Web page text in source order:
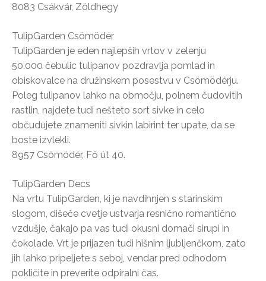
8083 Csákvár, Zöldhegy
TulipGarden Csömödér
TulipGarden je eden najlepših vrtov v zelenju
50.000 čebulic tulipanov pozdravlja pomlad in
obiskovalce na družinskem posestvu v Csömödérju.
Poleg tulipanov lahko na območju, polnem čudovitih
rastlin, najdete tudi nešteto sort sivke in celo
občudujete znameniti sivkin labirint ter upate, da se
boste izvlekli.
8957 Csömödér, Fő út 40.
TulipGarden Decs
Na vrtu TulipGarden, ki je navdihnjen s starinskim
slogom, dišeče cvetje ustvarja resnično romantično
vzdušje, čakajo pa vas tudi okusni domači sirupi in
čokolade. Vrt je prijazen tudi hišnim ljubljenčkom, zato
jih lahko pripeljete s seboj, vendar pred odhodom
pokličite in preverite odpiralni čas.